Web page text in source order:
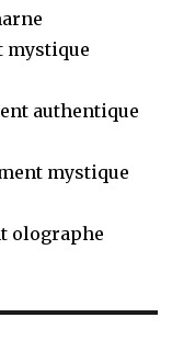
mystique
authentique
mystique
olographe